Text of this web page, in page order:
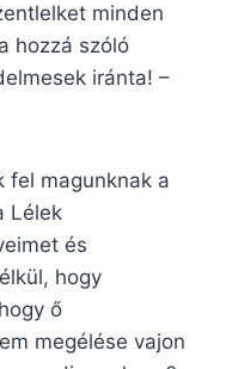
minden
hozzá szóló
iránta! –
fel magunknak a
Lélek
és
hogy
ő
megélése vajon